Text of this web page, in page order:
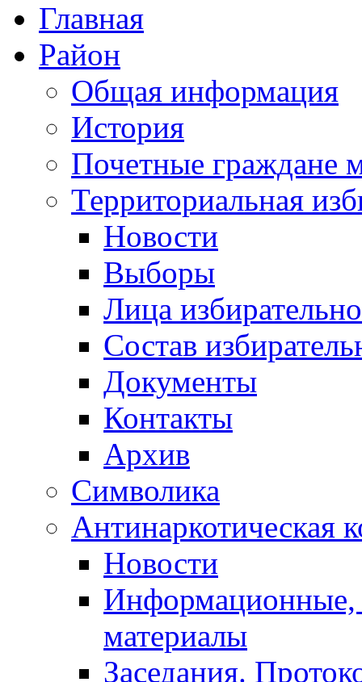
Главная
Район
Общая информация
История
Почетные граждане
Территориальная
Новости
Выборы
Лица
Состав
Документы
Контакты
Архив
Символика
Антинаркотическая
Новости
Информационные,
материалы
Заседания.